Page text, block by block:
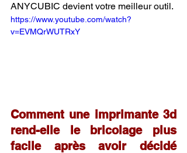
ANYCUBIC devient votre meilleur outil.
https://www.youtube.com/watch?
v=EVMQrWUTRxY
Comment une imprimante 3d
rend-elle le bricolage plus
facile après avoir décidé